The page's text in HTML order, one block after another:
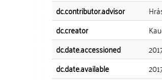
dc.contributor.advisor
dc.creator
dc.date.accessioned
dc.date.available